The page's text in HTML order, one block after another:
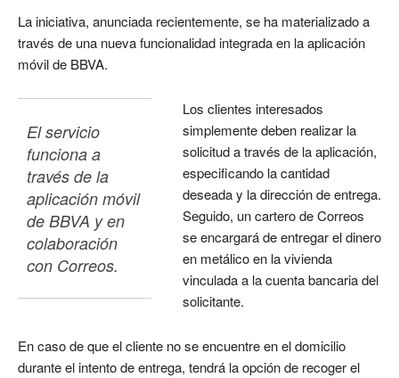
La iniciativa, anunciada recientemente, se ha materializado a
través de una nueva funcionalidad integrada en la aplicación
móvil de BBVA.
El servicio
funciona a
través de la
aplicación móvil
de BBVA y en
colaboración
con Correos.
Los clientes interesados
simplemente deben realizar la
solicitud a través de la aplicación,
especificando la cantidad
deseada y la dirección de entrega.
Seguido, un cartero de Correos
se encargará de entregar el dinero
en metálico en la vivienda
vinculada a la cuenta bancaria del
solicitante.
En caso de que el cliente no se encuentre en el domicilio
durante el intento de entrega, tendrá la opción de recoger el